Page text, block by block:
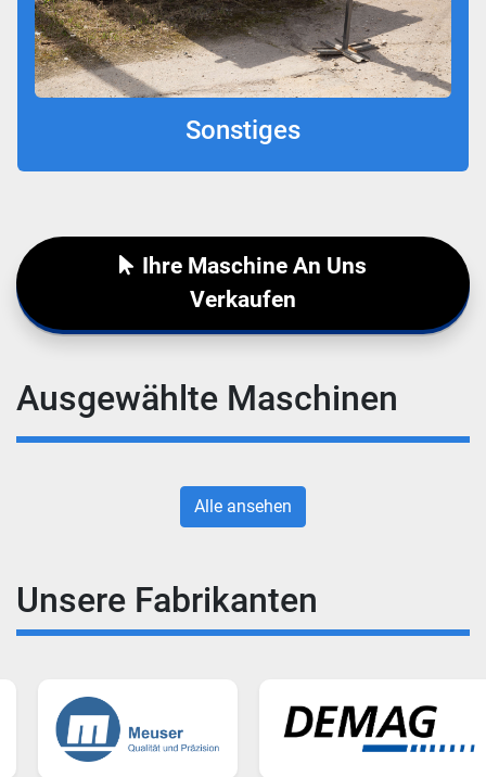
Sonstiges
Ihre Maschine An Uns
Verkaufen
Ausgewählte Maschinen
Alle ansehen
Unsere Fabrikanten